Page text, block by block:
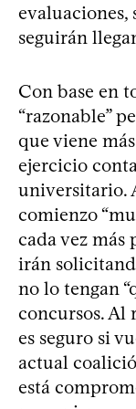
evaluaciones,
seguirán
Con base en
“razonable”
que viene
ejercicio
universitario.
comienzo
cada vez más
irán
no lo tengan
concursos. Al
es seguro si
actual
está